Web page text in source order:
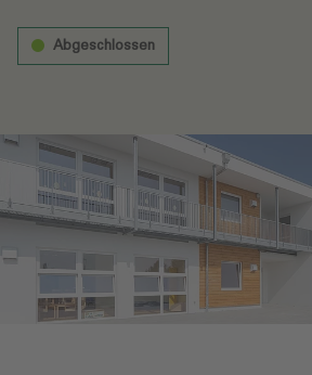
Abgeschlossen